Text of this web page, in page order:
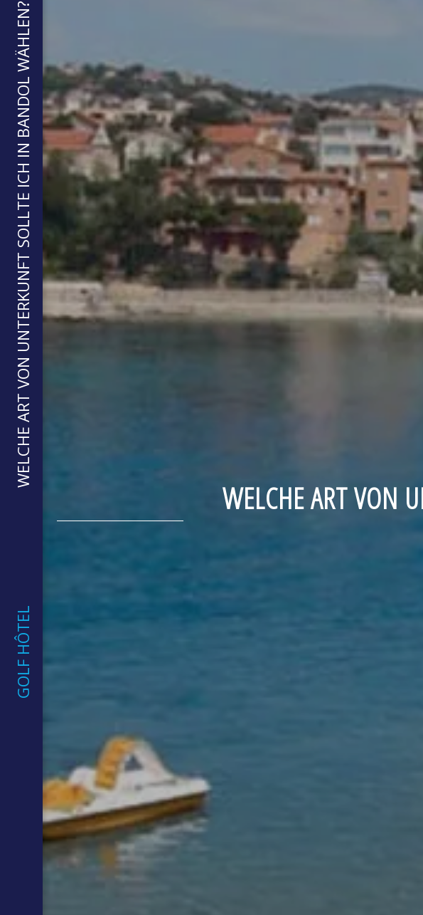
WELCHE ART VON UNTERKUNFT SOLLTE ICH IN BANDOL WÄHLEN?
GOLF HÔTEL
WELCHE ART VON